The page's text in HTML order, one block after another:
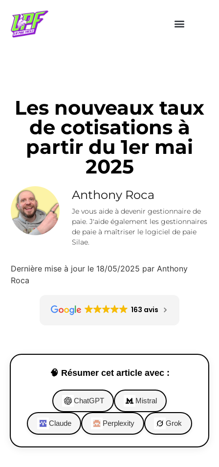
Les nouveaux taux
de cotisations à
partir du 1er mai
2025
Anthony Roca
Je vous aide à devenir gestionnaire de
paie. J'aide également les gestionnaires
de paie à maîtriser le logiciel de paie
Silae.
Dernière mise à jour le 18/05/2025 par Anthony
Roca
163 avis
🧠 Résumer cet article avec :
ChatGPT Mistral
Claude Perplexity Grok